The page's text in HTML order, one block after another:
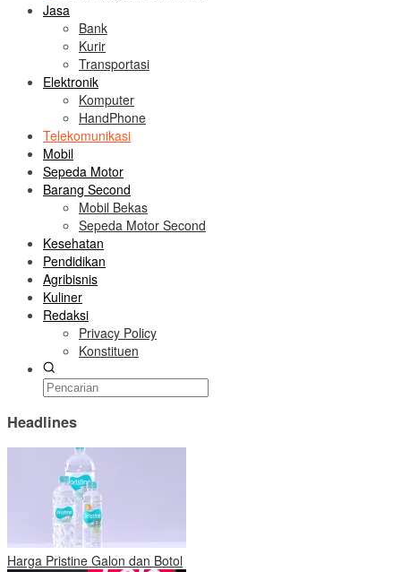
Jasa
Bank
Kurir
Transportasi
Elektronik
Komputer
HandPhone
Telekomunikasi
Mobil
Sepeda Motor
Barang Second
Mobil Bekas
Sepeda Motor Second
Kesehatan
Pendidikan
Agribisnis
Kuliner
Redaksi
Privacy Policy
Konstituen
Headlines
Harga Pristine Galon dan Botol